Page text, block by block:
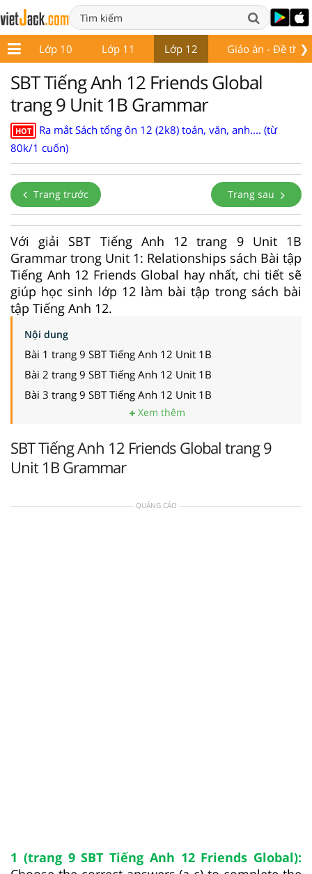
❯
9 Lớp 10 Lớp 11 Lớp 12 Giáo án - Đề thi
SBT Tiếng Anh 12 Friends Global
trang 9 Unit 1B Grammar
HOT
Ra mắt Sách tổng ôn 12 (2k8) toán, văn, anh.... (từ
80k/1 cuốn)
Trang trước Trang sau
Với giải SBT Tiếng Anh 12 trang 9 Unit 1B
Grammar trong Unit 1: Relationships sách Bài tập
Tiếng Anh 12 Friends Global hay nhất, chi tiết sẽ
giúp học sinh lớp 12 làm bài tập trong sách bài
tập Tiếng Anh 12.
Nội dung
Bài 1 trang 9 SBT Tiếng Anh 12 Unit 1B
Bài 2 trang 9 SBT Tiếng Anh 12 Unit 1B
Bài 3 trang 9 SBT Tiếng Anh 12 Unit 1B
Xem thêm
SBT Tiếng Anh 12 Friends Global trang 9
Unit 1B Grammar
QUẢNG CÁO
1 (trang 9 SBT Tiếng Anh 12 Friends Global):